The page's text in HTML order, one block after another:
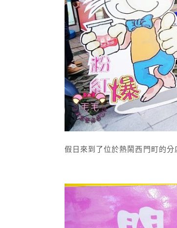
假日來到了位於熱鬧西門町的